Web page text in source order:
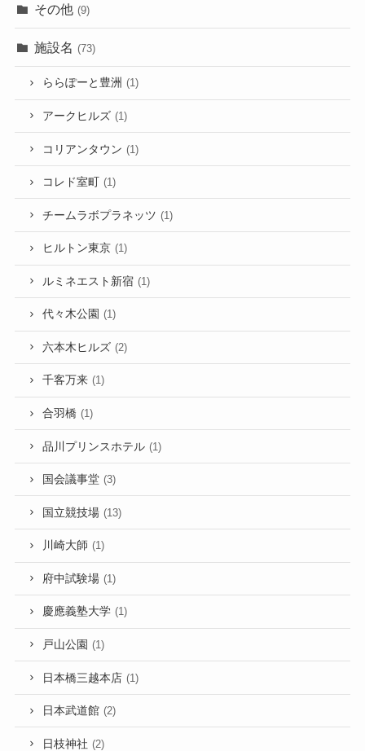
その他 (9)
施設名 (73)
ららぽーと豊洲 (1)
アークヒルズ (1)
コリアンタウン (1)
コレド室町 (1)
チームラボプラネッツ (1)
ヒルトン東京 (1)
ルミネエスト新宿 (1)
代々木公園 (1)
六本木ヒルズ (2)
千客万来 (1)
合羽橋 (1)
品川プリンスホテル (1)
国会議事堂 (3)
国立競技場 (13)
川崎大師 (1)
府中試験場 (1)
慶應義塾大学 (1)
戸山公園 (1)
日本橋三越本店 (1)
日本武道館 (2)
日枝神社 (2)